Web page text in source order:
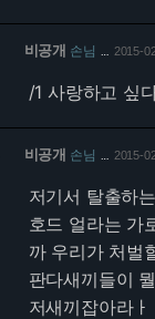
비공개 손님 2015-
/1 사랑하고 싶
비공개 손님 2015-
저기서 탈출하
호드 얼라는 가
까 우리가 처벌
판다새끼들이
저새끼잡아라